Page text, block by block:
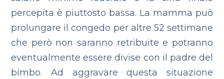
percepita è piuttosto bassa. La mamma può
prolungare il congedo per altre 52 settimane
che però non saranno retribuite e potranno
eventualmente essere divise con il padre del
bimbo. Ad aggravare questa situazione